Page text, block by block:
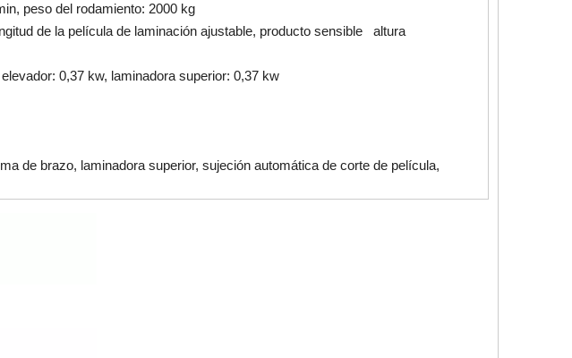
peso del rodamiento: 2000 kg
de la película de laminación ajustable, producto sensible altura
0,37 kw, laminadora superior: 0,37 kw
de brazo, laminadora superior, sujeción automática de corte de película,